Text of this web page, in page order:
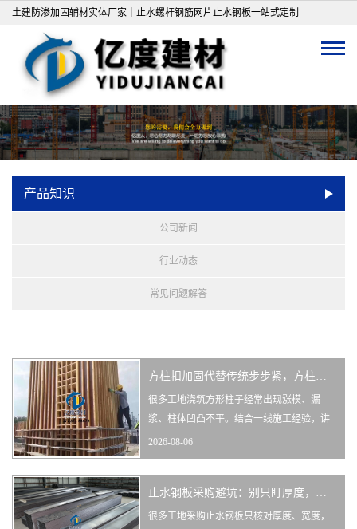
土建防渗加固辅材实体厂家｜止水螺杆钢筋网片止水钢板一站式定制
产品知识
公司新闻
行业动态
常见问题解答
方柱扣加固代替传统步步紧，方柱模板加固采购与现场实用经验
很多工地浇筑方形柱子经常出现涨模、漏
浆、柱体凹凸不平。结合一线施工经验，讲
解方柱扣对比老式步步紧的优势、选型要
点、现场安装注意事项以及采购避坑要点。
2026-08-06
止水钢板采购避坑：别只盯厚度，版型平整度才是验收关键
很多工地采购止水钢板只核对厚度、宽度，